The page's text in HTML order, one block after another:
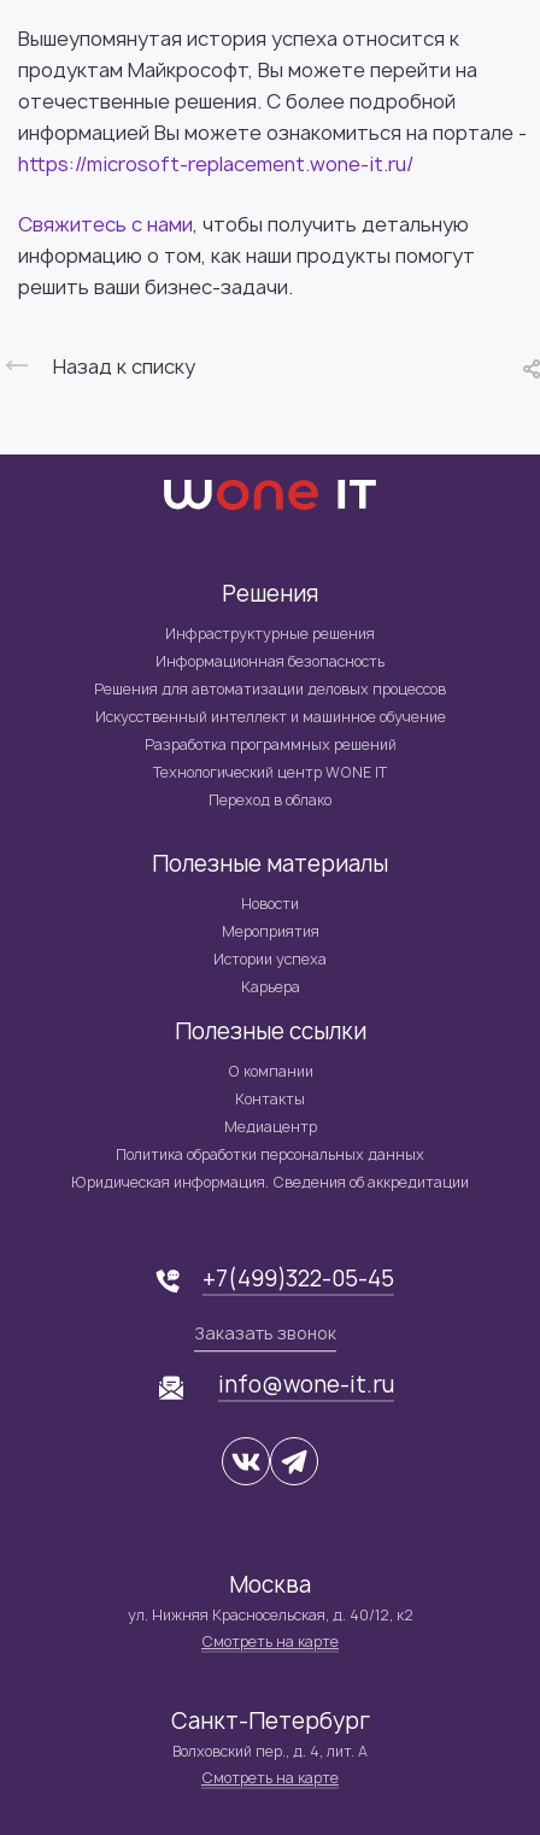
Вышеупомянутая история успеха относится к
продуктам Майкрософт, Вы можете перейти на
отечественные решения. С более подробной
информацией Вы можете ознакомиться на портале -
https://microsoft-replacement.wone-it.ru/
Свяжитесь с нами, чтобы получить детальную
информацию о том, как наши продукты помогут
решить ваши бизнес-задачи.
Назад к списку
Решения
Инфраструктурные решения
Информационная безопасность
Решения для автоматизации деловых процессов
Искусственный интеллект и машинное обучение
Разработка программных решений
Технологический центр WONE IT
Переход в облако
Полезные материалы
Новости
Мероприятия
Истории успеха
Карьера
Полезные ссылки
О компании
Контакты
Медиацентр
Политика обработки персональных данных
Юридическая информация. Сведения об аккредитации
+7(499)322-05-45
Заказать звонок
info@wone-it.ru
Москва
ул. Нижняя Красносельская, д. 40/12, к2
Смотреть на карте
Санкт-Петербург
Волховский пер., д. 4, лит. А
Смотреть на карте